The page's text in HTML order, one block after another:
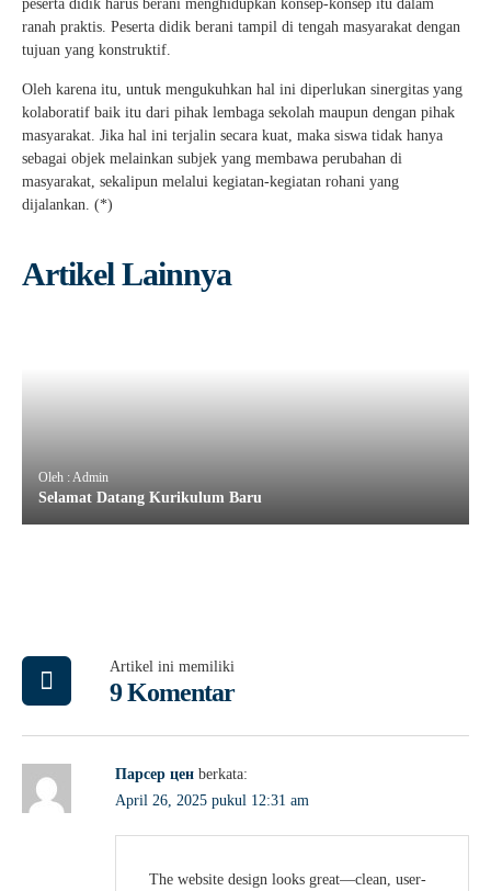
peserta didik harus berani menghidupkan konsep-konsep itu dalam
ranah praktis. Peserta didik berani tampil di tengah masyarakat dengan
tujuan yang konstruktif.
Oleh karena itu, untuk mengukuhkan hal ini diperlukan sinergitas yang
kolaboratif baik itu dari pihak lembaga sekolah maupun dengan pihak
masyarakat. Jika hal ini terjalin secara kuat, maka siswa tidak hanya
sebagai objek melainkan subjek yang membawa perubahan di
masyarakat, sekalipun melalui kegiatan-kegiatan rohani yang
dijalankan. (*)
Artikel Lainnya
Oleh : Admin
Selamat Datang Kurikulum Baru
Artikel ini memiliki
9 Komentar
Парсер цен berkata:
April 26, 2025 pukul 12:31 am
The website design looks great—clean, user-